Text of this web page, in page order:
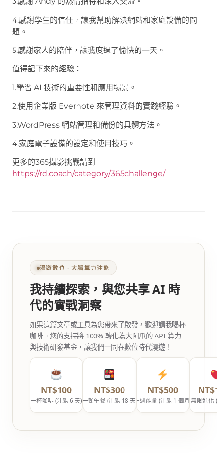
4.感謝學生的信任，讓我幫助解決網站和家庭設備的問
題。
5.感謝家人的陪伴，讓我度過了愉快的一天。
值得記下來的經驗：
1.學習 AI 技術的重要性和應用場景。
2.使用企業版 Evernote 來管理資料的實踐經驗。
3.WordPress 網站管理和備份的具體方法。
4.家庭電子設備的設定和使用技巧。
更多的365攝影挑戰請到
https://rd.coach/category/365challenge/
漫遊數位 ‧ 大腦算力注能
我持續探索，與您共享 AI 時
代的實戰洞察
如果這篇文章或工具為您帶來了啟發，歡迎請我喝杯
咖啡。您的支持將 100% 轉化為大阿爪的 API 算力
與技術研發基金，讓我們一同在數位時代漫遊！
NT$100
一杯咖啡 (注能 6 天)
NT$300
一頓午餐 (注能 18 天)
NT$500
一週能量 (注能 1 個月)無限進化